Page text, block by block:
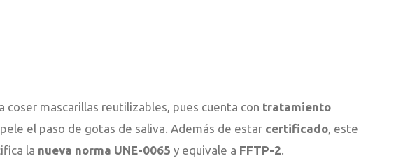
coser mascarillas reutilizables, pues cuenta con tratamiento
el paso de gotas de saliva. Además de estar certificado, este
la nueva norma UNE-0065 y equivale a FFTP-2.